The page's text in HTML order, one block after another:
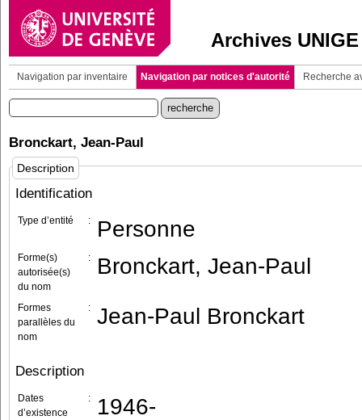
Archives UNIGE
Navigation par inventaire Navigation par notices d'autorité Recherche
Bronckart, Jean-Paul
Description
Identification
Type d’entité : Personne
Forme(s)
autorisée(s)
du nom
: Bronckart, Jean-Paul
Formes
parallèles du
nom
: Jean-Paul Bronckart
Description
Dates
d’existence
: 1946-